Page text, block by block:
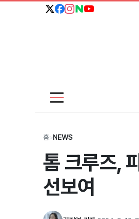
홈>NEWS
톰 크루즈,
선보여